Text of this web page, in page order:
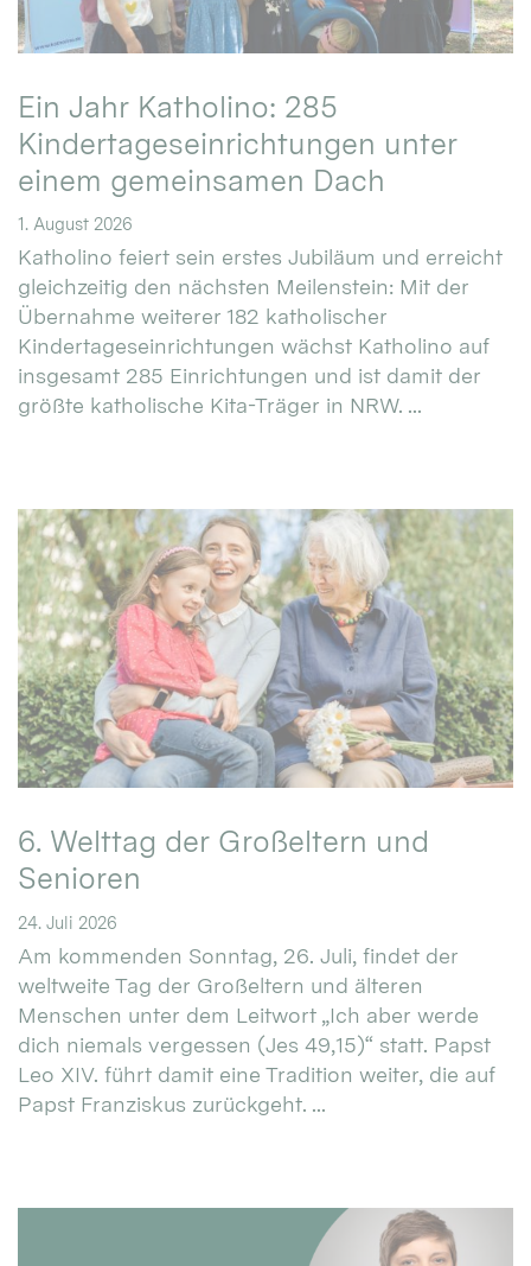
Ein Jahr Katholino: 285
Kindertageseinrichtungen unter
einem gemeinsamen Dach
1. August 2026
Katholino feiert sein erstes Jubiläum und erreicht
gleichzeitig den nächsten Meilenstein: Mit der
Übernahme weiterer 182 katholischer
Kindertageseinrichtungen wächst Katholino auf
insgesamt 285 Einrichtungen und ist damit der
größte katholische Kita-Träger in NRW. ...
6. Welttag der Großeltern und
Senioren
24. Juli 2026
Am kommenden Sonntag, 26. Juli, findet der
weltweite Tag der Großeltern und älteren
Menschen unter dem Leitwort „Ich aber werde
dich niemals vergessen (Jes 49,15)“ statt. Papst
Leo XIV. führt damit eine Tradition weiter, die auf
Papst Franziskus zurückgeht. ...